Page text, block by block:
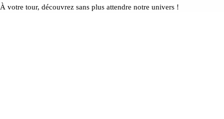
À votre tour, découvrez sans plus attendre notre univers !